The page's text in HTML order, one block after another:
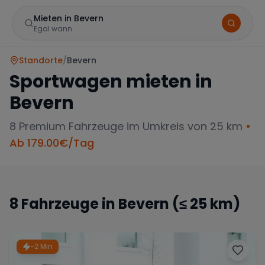
Mieten in Bevern
Egal wann
Standorte/Bevern
Sportwagen mieten in
Bevern
8 Premium Fahrzeuge im Umkreis von 25 km •
Ab 179.00€/Tag
8 Fahrzeuge in Bevern (≤ 25 km)
~2 Min